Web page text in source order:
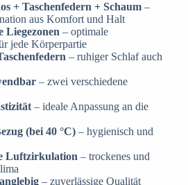
+ Taschenfedern + Schaum–
aus Komfort und Halt
Liegezonen – optimale
jede Körperpartie
– ruhiger Schlaf auch
– zwei verschiedene
– ideale Anpassung an die
(bei 40 °C)– hygienisch und
Luftzirkulation – trockenes und
– zuverlässige Qualität